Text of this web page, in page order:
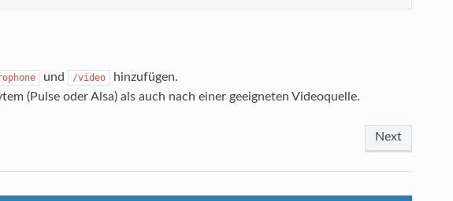
und /video
hinzufügen.
(Pulse oder Alsa) als auch nach einer geeigneten Videoquelle.
Next